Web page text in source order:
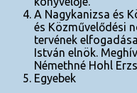
A Nagykanizsa és
és Közművelődési
tervének
István elnök.
Némethné Hohl
Egyebek